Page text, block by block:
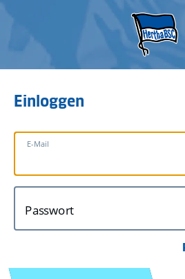
Einloggen
E-Mail
Passwort